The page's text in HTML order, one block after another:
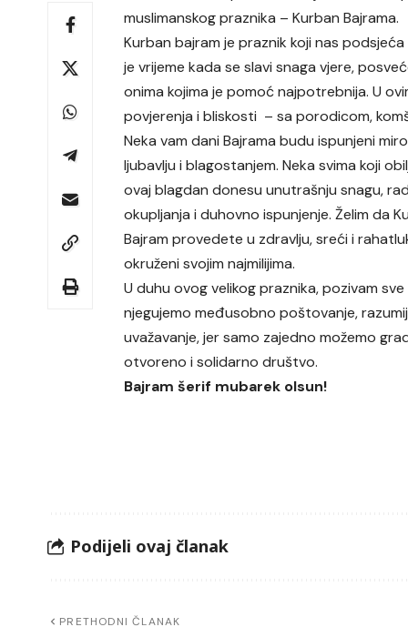
muslimanskog praznika – Kurban Bajrama.
Kurban bajram je praznik koji nas
je vrijeme kada se slavi snaga vjere,
onima kojima je pomoć najpotrebnija. U
povjerenja i bliskosti – sa porodicom,
Neka vam dani Bajrama budu ispunjeni
ljubavlju i blagostanjem. Neka svima koji
ovaj blagdan donesu unutrašnju snagu,
okupljanja i duhovno ispunjenje. Želim da
Bajram provedete u zdravlju, sreći i
okruženi svojim najmilijima.
U duhu ovog velikog praznika, pozivam
njegujemo međusobno poštovanje,
uvažavanje, jer samo zajedno možemo
otvoreno i solidarno društvo.
Bajram šerif mubarek olsun!
Podijeli ovaj članak
PRETHODNI ČLANAK